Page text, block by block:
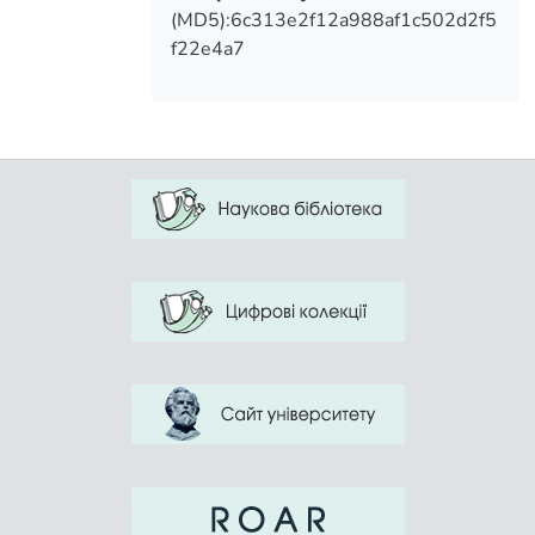
not accepted disciple. Physical education
teachers in the process of non-
this, searching for the transition to a new
state of well-being, he built his trajectory
students of engineering professions type,
it is important to maintain an educational
included in the system of teaching and
learning technologies of discipline
"Physical Education", created by
(MD5):6c313e2f12a988af1c502d2f5
f22e4a7